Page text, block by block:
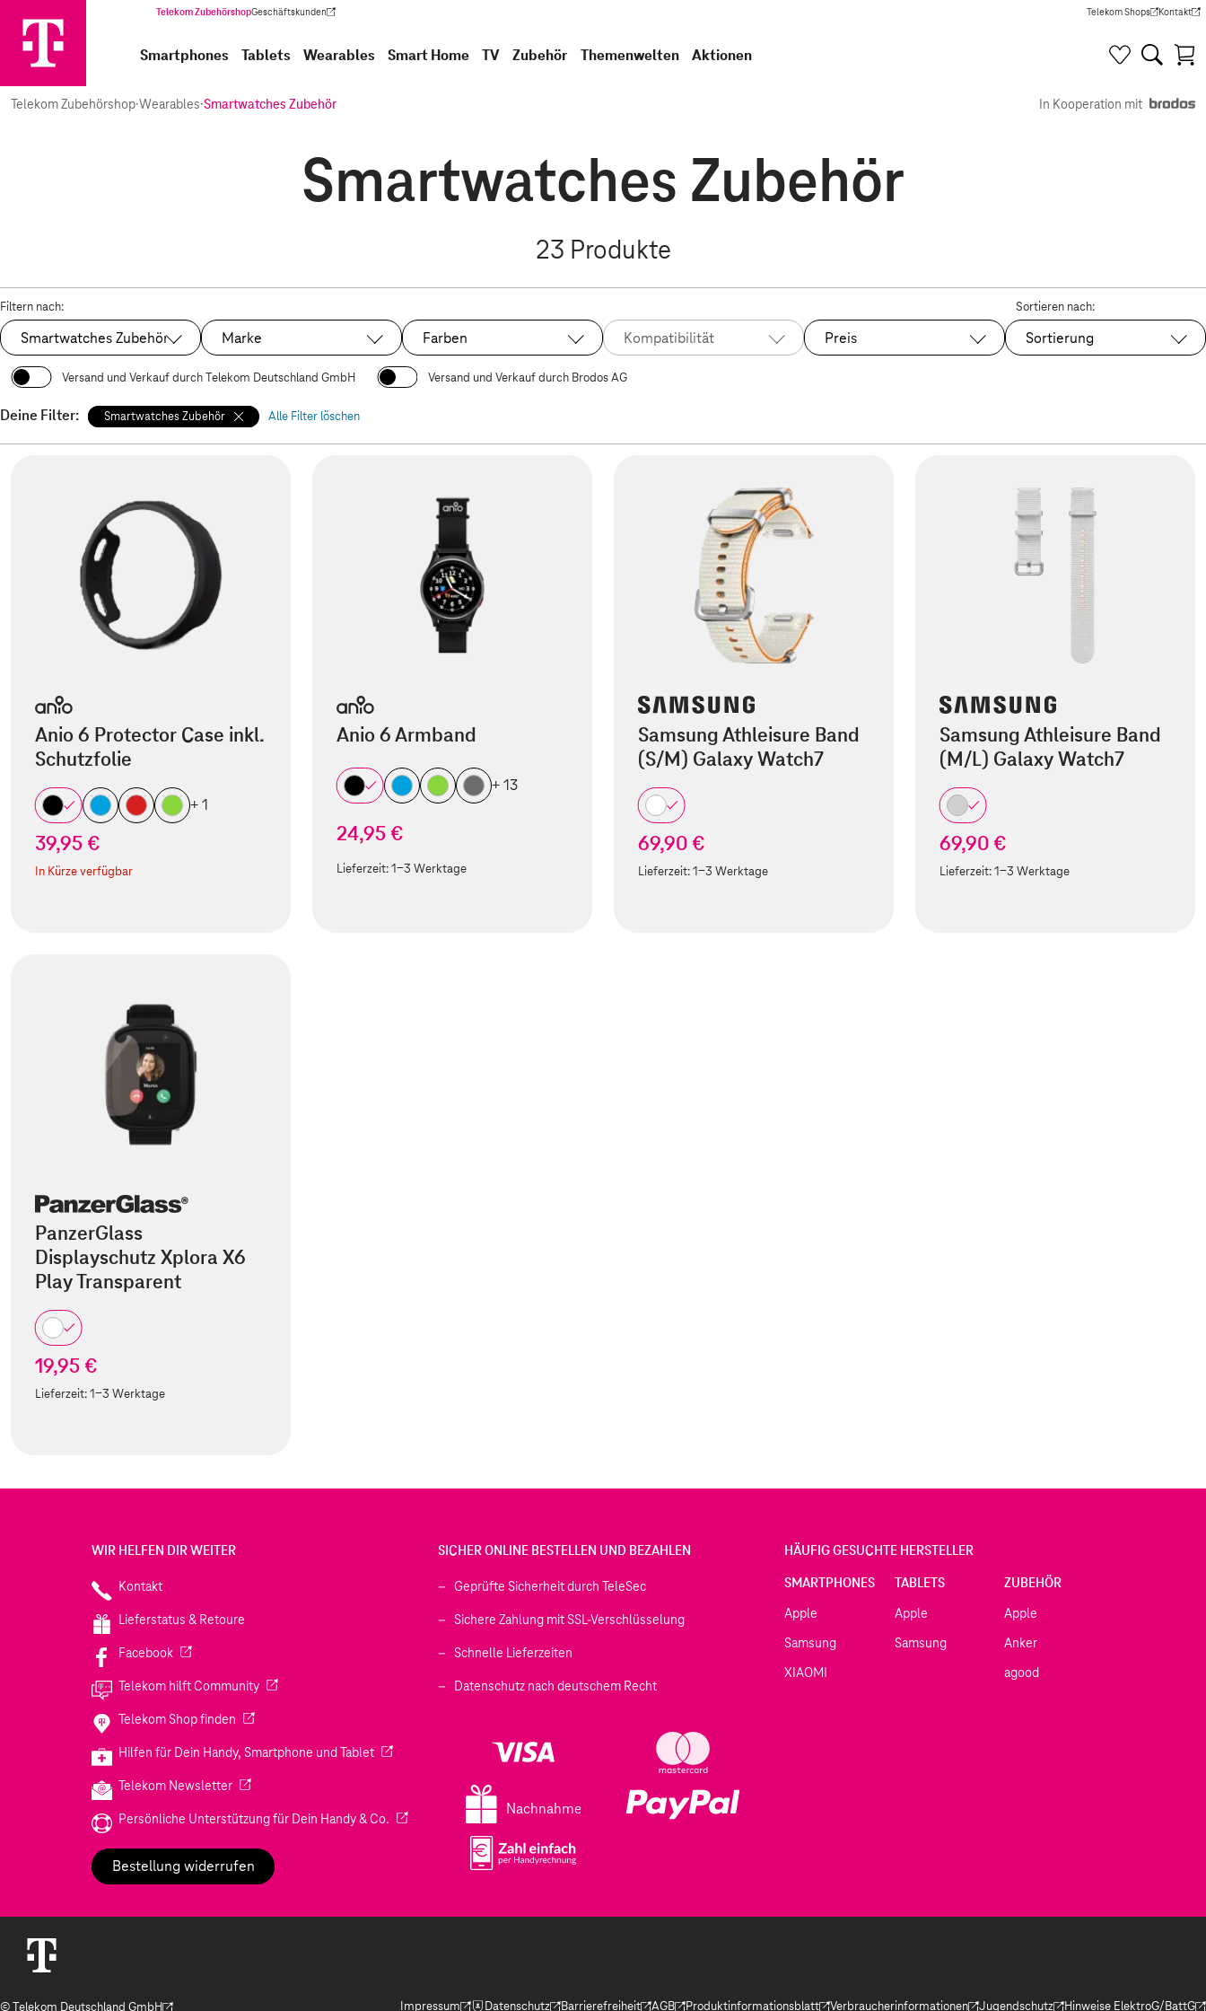
Telekom ZubehörshopGeschäftskunden
(Wird in einem neuen Tab geöffnet) Telekom Shops
(Wird in einem neuen Tab
Kontakt
(Wird in
Smartphones Tablets Wearables Smart Home TV Zubehör Themenwelten Aktionen
Telekom Zubehörshop·Wearables·Smartwatches Zubehör In Kooperation mit
Smartwatches Zubehör
23 Produkte
Filtern nach:
Ausgewählt:
Smartwatches Zubehör Marke Farben Kompatibilität Preis
Sortieren nach:
Sortierung
Versand und Verkauf durch Telekom Deutschland GmbH Versand und Verkauf durch Brodos AG
Deine Filter: Smartwatches Zubehör Alle Filter löschen
Anio 6 Protector Case inkl.
Schutzfolie
+ 1
39,95 €
In Kürze verfügbar
Anio 6 Armband
+ 13
24,95 €
Lieferzeit:1-3 Werktage
Samsung Athleisure Band
(S/M) Galaxy Watch7
69,90 €
Lieferzeit:1-3 Werktage
Samsung Athleisure Band
(M/L) Galaxy Watch7
69,90 €
Lieferzeit:1-3 Werktage
PanzerGlass
Displayschutz Xplora X6
Play Transparent
19,95 €
Lieferzeit:1-3 Werktage
WIR HELFEN DIR WEITER
Kontakt
Lieferstatus & Retoure
Facebook(Wird in einem neuen Tab geöffnet)
Telekom hilft Community(Wird in einem neuen Tab geöffnet)
Telekom Shop finden (Wird in einem neuen Tab geöffnet)
Hilfen für Dein Handy, Smartphone und Tablet(Wird in einem neuen Tab geöffnet)
Telekom Newsletter(Wird in einem neuen Tab geöffnet)
Persönliche Unterstützung für Dein Handy & Co. (Wird in einem neuen Tab geöffnet)
Bestellung widerrufen
SICHER ONLINE BESTELLEN UND BEZAHLEN
Geprüfte Sicherheit durch TeleSec
Sichere Zahlung mit SSL-Verschlüsselung
Schnelle Lieferzeiten
Datenschutz nach deutschem Recht
Nachnahme
HÄUFIG GESUCHTE HERSTELLER
SMARTPHONES
Apple
Samsung
XIAOMI
TABLETS
Apple
Samsung
ZUBEHÖR
Apple
Anker
agood
© Telekom Deutschland GmbH Impressum Datenschutz Barrierefreiheit AGB Produktinformationsblatt Verbraucherinformationen Jugendschutz Hinweise ElektroG/BattG